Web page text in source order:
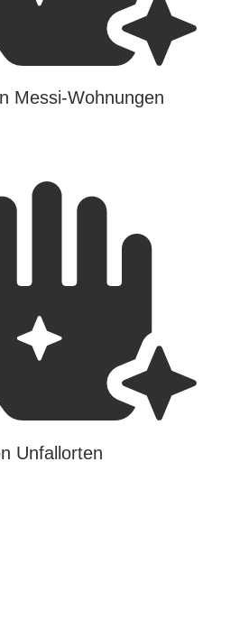
Messi-Wohnungen
Unfallorten